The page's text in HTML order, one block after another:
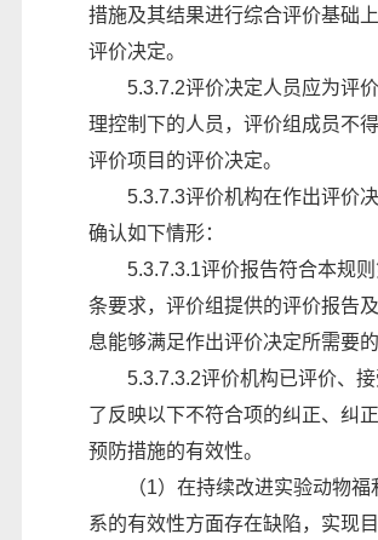
措施及其结果进行综合评价基础
评价决定。
5.3.7.2评价决定人员应为评
理控制下的人员，评价组成员不
评价项目的评价决定。
5.3.7.3评价机构在作出评价
确认如下情形：
5.3.7.3.1评价报告符合本规
条要求，评价组提供的评价报告
息能够满足作出评价决定所需要的
5.3.7.3.2评价机构已评价、
了反映以下不符合项的纠正、纠
预防措施的有效性。
（1）在持续改进实验动物福
系的有效性方面存在缺陷，实现